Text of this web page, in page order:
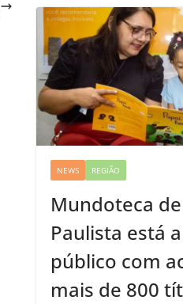
NEWS REGIÃO
Mundoteca
Paulista está
público com
mais de 800